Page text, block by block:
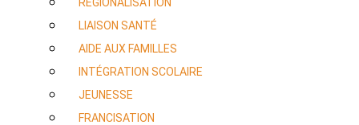
LIAISON SANTÉ
AIDE AUX FAMILLES
INTÉGRATION SCOLAIRE
JEUNESSE
FRANCISATION